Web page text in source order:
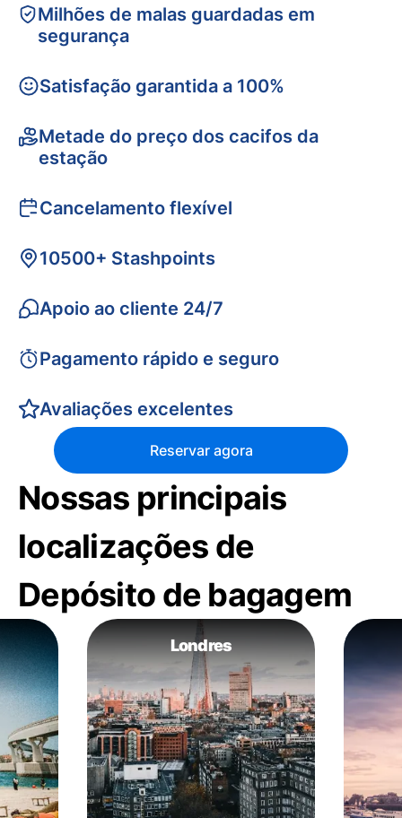
Milhões de malas guardadas em
segurança
Satisfação garantida a 100%
Metade do preço dos cacifos da
estação
Cancelamento flexível
10500+ Stashpoints
Apoio ao cliente 24/7
Pagamento rápido e seguro
Avaliações excelentes
Reservar agora
Nossas principais
localizações de
Depósito de bagagem
Londres